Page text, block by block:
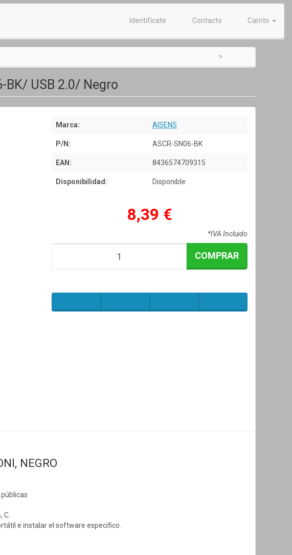
Identifícate Contacto Carrito
BK/ USB 2.0/ Negro
Marca: AISENS
P/N: ASCR-SN06-BK
EAN: 8436574709315
Disponibilidad: Disponible
8,39 €
*IVA Incluido
COMPRAR
NEGRO
C.
e instalar el software especifico.